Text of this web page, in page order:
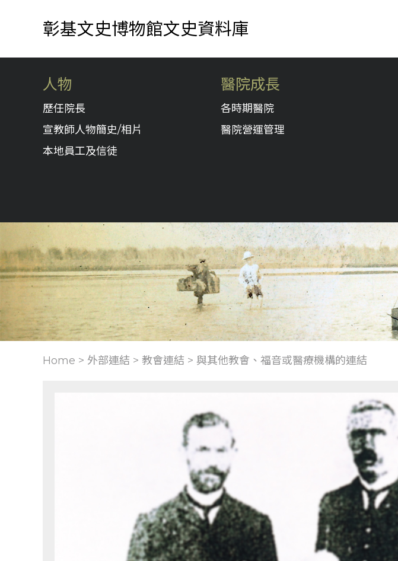
彰基文史博物館文史資料庫
人物
歷任院長
宣教師人物簡史/相片
本地員工及信徒
醫院成長
各時期醫院
醫院營運管理
Home > 外部連結 > 教會連結 > 與其他教會、福音或醫療機構的連結